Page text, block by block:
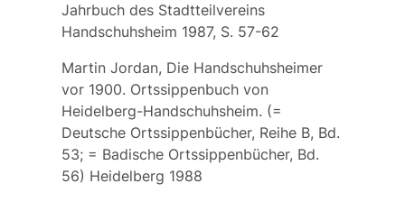
Jahrbuch des Stadtteilvereins
Handschuhsheim 1987, S. 57-62
Martin Jordan, Die Handschuhsheimer
vor 1900. Ortssippenbuch von
Heidelberg-Handschuhsheim. (=
Deutsche Ortssippenbücher, Reihe B, Bd.
53; = Badische Ortssippenbücher, Bd.
56) Heidelberg 1988